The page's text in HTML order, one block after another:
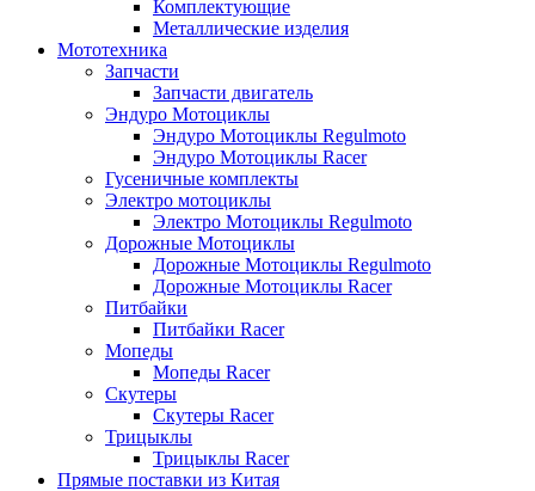
Комплектующие
Металлические изделия
Мототехника
Запчасти
Запчасти двигатель
Эндуро Мотоциклы
Эндуро Мотоциклы Regulmoto
Эндуро Мотоциклы Racer
Гусеничные комплекты
Электро мотоциклы
Электро Мотоциклы Regulmoto
Дорожные Мотоциклы
Дорожные Мотоциклы Regulmoto
Дорожные Мотоциклы Racer
Питбайки
Питбайки Racer
Мопеды
Мопеды Racer
Скутеры
Скутеры Racer
Трицыклы
Трицыклы Racer
Прямые поставки из Китая